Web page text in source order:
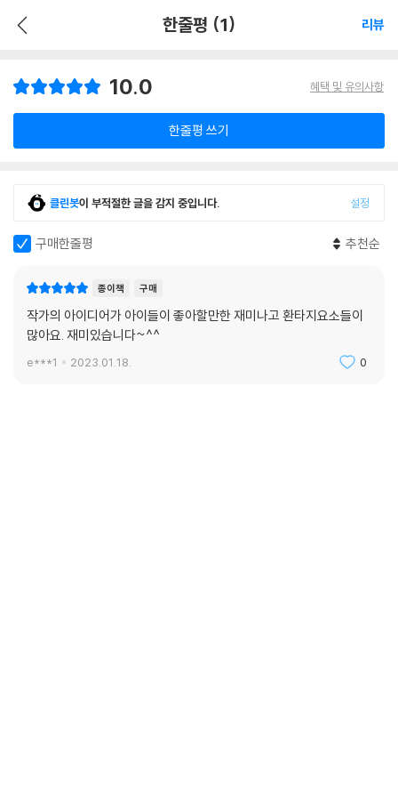
한줄평 (1) 리뷰
10.0 혜택 및 유의사항
한줄평 쓰기
클린봇이 부적절한 글을 감지 중입니다. 설정
구매한줄평 추천순
종이책 구매
작가의 아이디어가 아이들이 좋아할만한 재미나고 환타지요소들이
많아요. 재미있습니다~^^
e***1 2023.01.18. 0